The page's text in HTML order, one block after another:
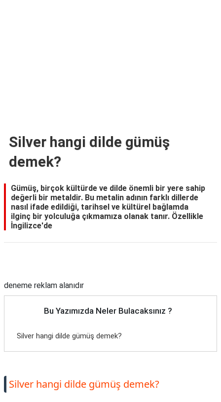
Silver hangi dilde gümüş
demek?
Gümüş, birçok kültürde ve dilde önemli bir yere sahip
değerli bir metaldir. Bu metalin adının farklı dillerde
nasıl ifade edildiği, tarihsel ve kültürel bağlamda
ilginç bir yolculuğa çıkmamıza olanak tanır. Özellikle
İngilizce'de
deneme reklam alanıdır
Bu Yazımızda Neler Bulacaksınız ?
Silver hangi dilde gümüş demek?
Silver hangi dilde gümüş demek?